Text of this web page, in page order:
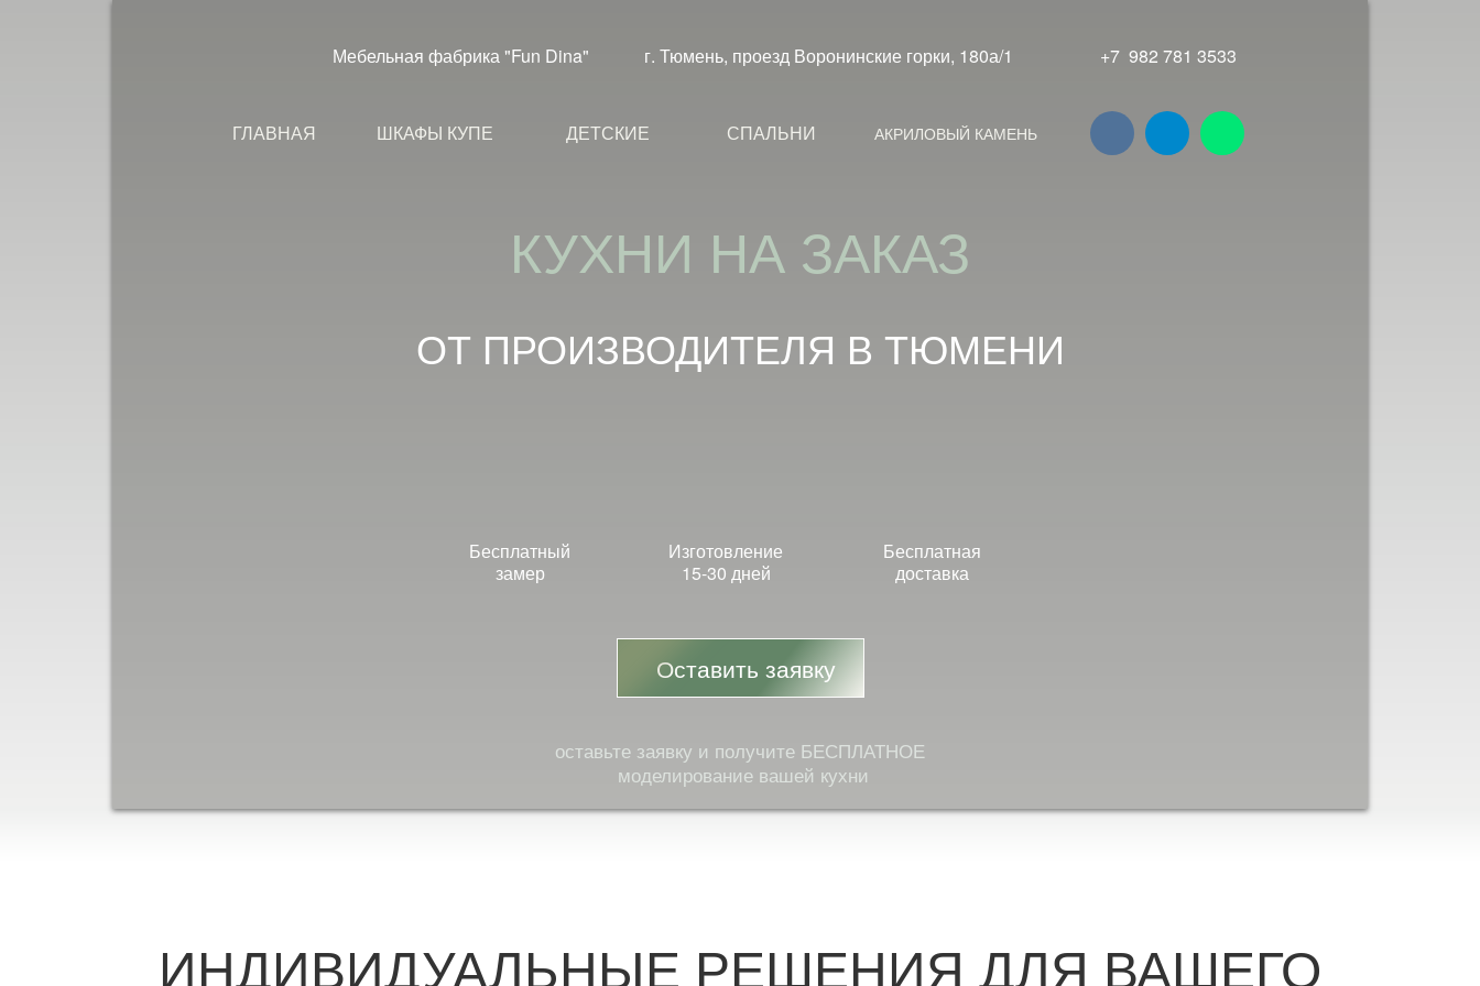
Мебельная фабрика "Fun Dina" г. Тюмень, проезд Воронинские горки, 180а/1 +7 982 781 3533
ГЛАВНАЯ ШКАФЫ КУПЕ ДЕТСКИЕ СПАЛЬНИ АКРИЛОВЫЙ КАМЕНЬ
КУХНИ НА ЗАКАЗ
ОТ ПРОИЗВОДИТЕЛЯ В ТЮМЕНИ
Бесплатный
замер
Изготовление
15-30 дней
Бесплатная
доставка
Оставить заявку
оставьте заявку и получите БЕСПЛАТНОЕ
моделирование вашей кухни
ИНДИВИДУАЛЬНЫЕ РЕШЕНИЯ ДЛЯ ВАШЕГО